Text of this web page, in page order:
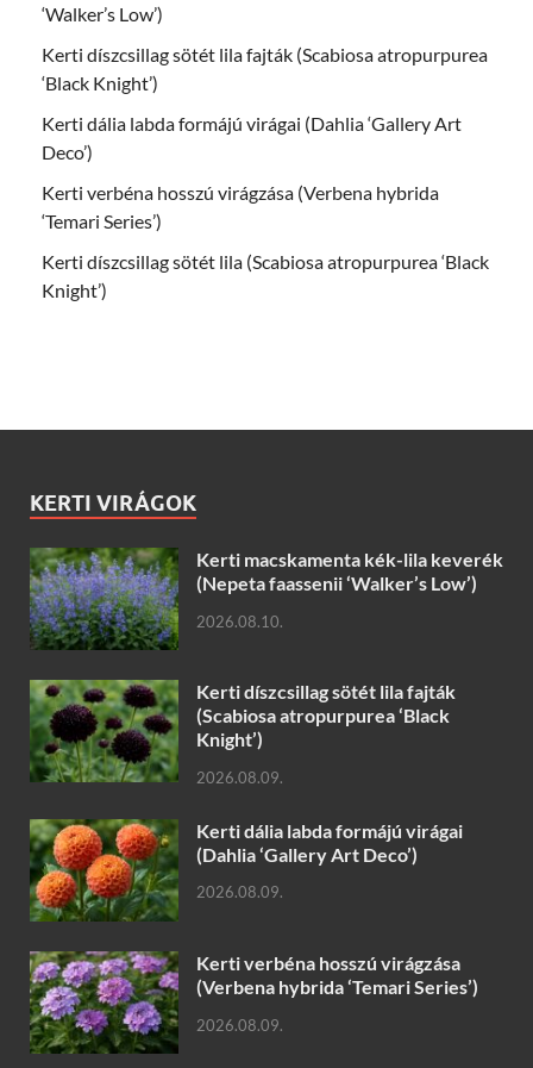
‘Walker’s Low’)
Kerti díszcsillag sötét lila fajták (Scabiosa atropurpurea
‘Black Knight’)
Kerti dália labda formájú virágai (Dahlia ‘Gallery Art
Deco’)
Kerti verbéna hosszú virágzása (Verbena hybrida
‘Temari Series’)
Kerti díszcsillag sötét lila (Scabiosa atropurpurea ‘Black
Knight’)
KERTI VIRÁGOK
Kerti macskamenta kék-lila keverék
(Nepeta faassenii ‘Walker’s Low’)
2026.08.10.
Kerti díszcsillag sötét lila fajták
(Scabiosa atropurpurea ‘Black
Knight’)
2026.08.09.
Kerti dália labda formájú virágai
(Dahlia ‘Gallery Art Deco’)
2026.08.09.
Kerti verbéna hosszú virágzása
(Verbena hybrida ‘Temari Series’)
2026.08.09.